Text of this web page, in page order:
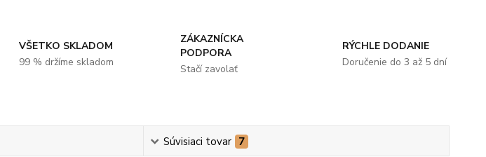
VŠETKO SKLADOM
99 % držíme skladom
ZÁKAZNÍCKA
PODPORA
Stačí zavolať
RÝCHLE DODANIE
Doručenie do 3 až 5 dní
Súvisiaci tovar 7